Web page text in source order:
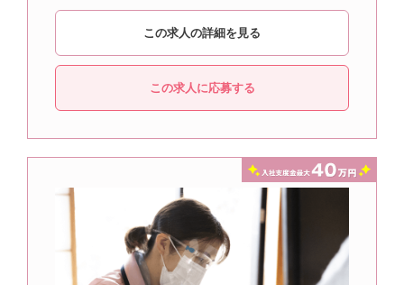
この求人の詳細を見る
この求人に応募する